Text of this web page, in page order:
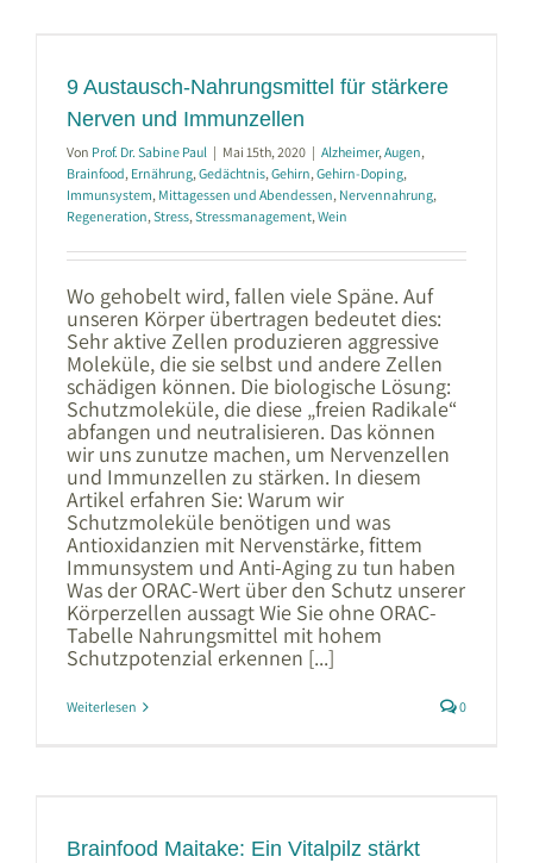
9 Austausch-Nahrungsmittel für stärkere
Nerven und Immunzellen
Von Prof. Dr. Sabine Paul | Mai 15th, 2020 | Alzheimer,Augen,
Brainfood, Ernährung,Gedächtnis,Gehirn,Gehirn-Doping,
Immunsystem, Mittagessen und Abendessen, Nervennahrung,
Regeneration,Stress,Stressmanagement,Wein
Wo gehobelt wird, fallen viele Späne. Auf
unseren Körper übertragen bedeutet dies:
Sehr aktive Zellen produzieren aggressive
Moleküle, die sie selbst und andere Zellen
schädigen können. Die biologische Lösung:
Schutzmoleküle, die diese „freien Radikale“
abfangen und neutralisieren. Das können
wir uns zunutze machen, um Nervenzellen
und Immunzellen zu stärken. In diesem
Artikel erfahren Sie: Warum wir
Schutzmoleküle benötigen und was
Antioxidanzien mit Nervenstärke, fittem
Immunsystem und Anti-Aging zu tun haben
Was der ORAC-Wert über den Schutz unserer
Körperzellen aussagt Wie Sie ohne ORAC-
Tabelle Nahrungsmittel mit hohem
Schutzpotenzial erkennen [...]
Weiterlesen 0
Brainfood Maitake: Ein Vitalpilz stärkt